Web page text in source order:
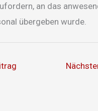
an das
übergeben wurde.